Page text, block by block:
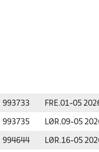
993733 FRE.01-05
993735 LØR.09-05
994644 LØR.16-05